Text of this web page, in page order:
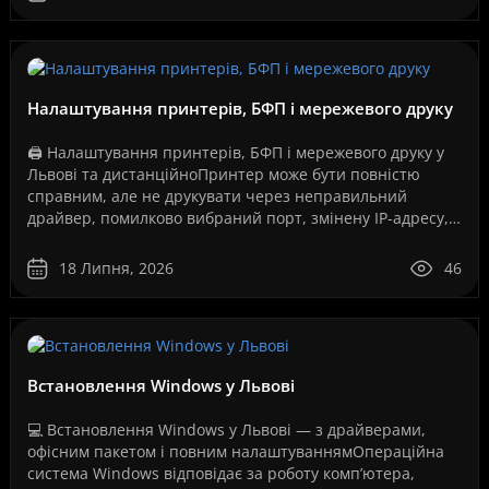
Налаштування принтерів, БФП і мережевого друку
🖨️ Налаштування принтерів, БФП і мережевого друку у
Львові та дистанційноПринтер може бути повністю
справним, але не друкувати через неправильний
драйвер, помилково вибраний порт, змінену IP-адресу,
18 Липня, 2026
46
Встановлення Windows у Львові
💻 Встановлення Windows у Львові — з драйверами,
офісним пакетом і повним налаштуваннямОпераційна
система Windows відповідає за роботу комп’ютера,